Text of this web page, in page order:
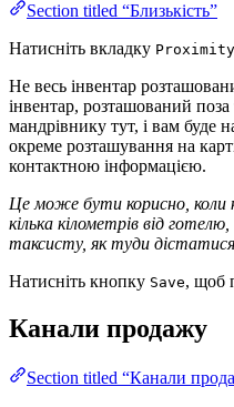
Section titled “Близькість”
Натисніть вкладку Proximity
Не весь інвентар
інвентар, розташований
мандрівнику тут, і вам буде
окреме розташування на
контактною інформацією.
Це може бути корисно, коли
кілька кілометрів від
таксисту, як туди
Натисніть кнопку Save, щоб
Канали продажу
Section titled “Канали